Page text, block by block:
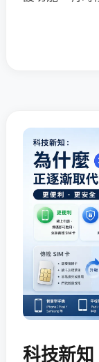
科技新知